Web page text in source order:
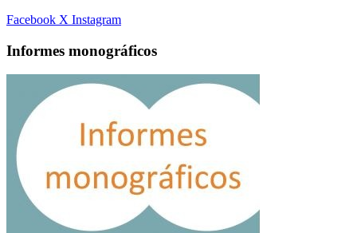
Facebook X Instagram
Informes monográficos